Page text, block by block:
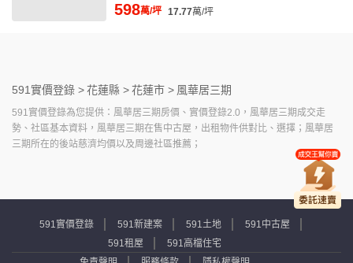
598萬/坪 17.77萬/坪
591實價登錄 >花蓮縣 >花蓮市 > 風華居三期
591實價登錄為您提供：風華居三期房價、實價登錄2.0，風華居三期成交走
勢、社區基本資料，風華居三期在售中古屋，出租物件供對比、選擇；風華居
三期所在的後站慈濟均價以及周邊社區推薦；
591實價登錄 591新建案 591土地
591中古屋
591租屋
591高檔住宅